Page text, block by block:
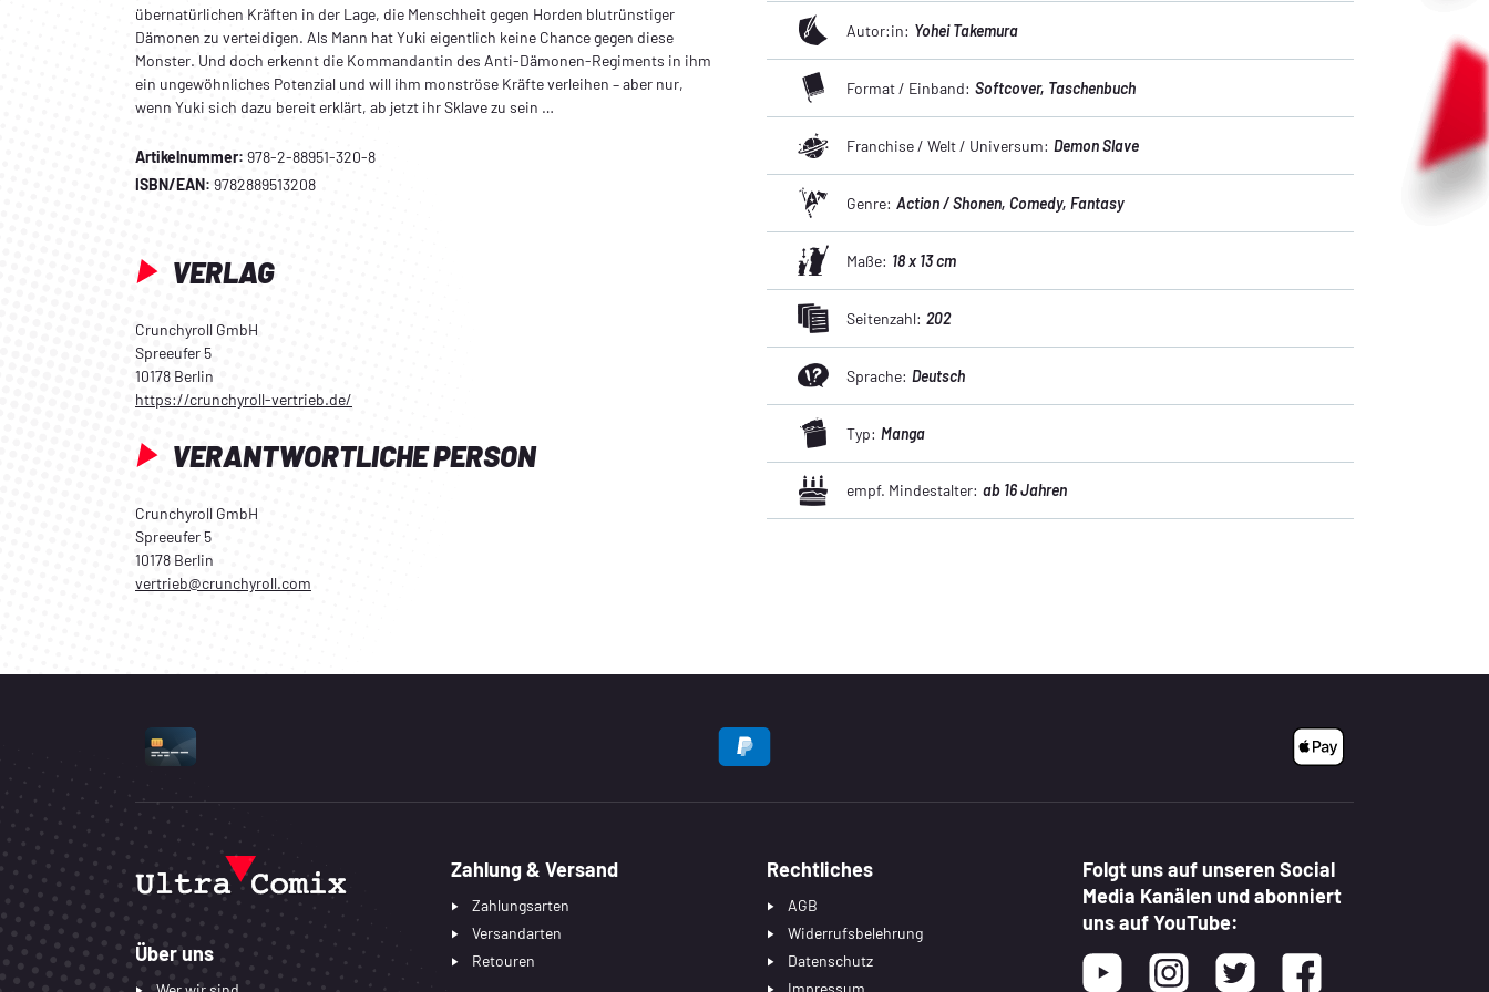
übernatürlichen Kräften in der Lage, die Menschheit gegen Horden blutrünstiger
Dämonen zu verteidigen. Als Mann hat Yuki eigentlich keine Chance gegen diese
Monster. Und doch erkennt die Kommandantin des Anti-Dämonen-Regiments in ihm
ein ungewöhnliches Potenzial und will ihm monströse Kräfte verleihen – aber nur,
wenn Yuki sich dazu bereit erklärt, ab jetzt ihr Sklave zu sein …
Artikelnummer: 978-2-88951-320-8
ISBN/EAN: 9782889513208
VERLAG
Crunchyroll GmbH
Spreeufer 5
10178 Berlin
https://crunchyroll-vertrieb.de/
VERANTWORTLICHE PERSON
Crunchyroll GmbH
Spreeufer 5
10178 Berlin
vertrieb@crunchyroll.com
Autor:in: Yohei Takemura
Format / Einband: Softcover, Taschenbuch
Franchise / Welt / Universum: Demon Slave
Genre: Action / Shonen, Comedy, Fantasy
Maße: 18 x 13 cm
Seitenzahl: 202
Sprache: Deutsch
Typ: Manga
empf. Mindestalter: ab 16 Jahren
UNTERSTÜTZTE ZAHLUNGSARTEN
Über uns
Zahlung & Versand
Zahlungsarten
Versandarten
Retouren
Rechtliches
AGB
Widerrufsbelehrung
Datenschutz
Impressum
Folgt uns auf unseren Social
Media Kanälen und abonniert
uns auf YouTube:
Youtube InstagramTwitter Facebook